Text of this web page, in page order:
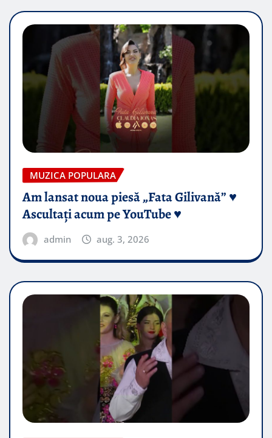
MUZICA POPULARA
Am lansat noua piesă „Fata Gilivană” ♥️
Ascultați acum pe YouTube ♥️
admin aug. 3, 2026